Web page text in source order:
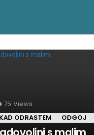
75 Views
ODRASTEM
ODGOJ